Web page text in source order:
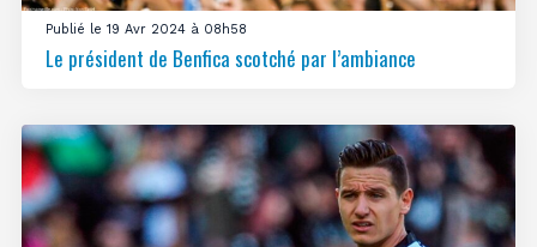
Publié le 19 Avr 2024 à 08h58
Le président de Benfica scotché par l’ambiance